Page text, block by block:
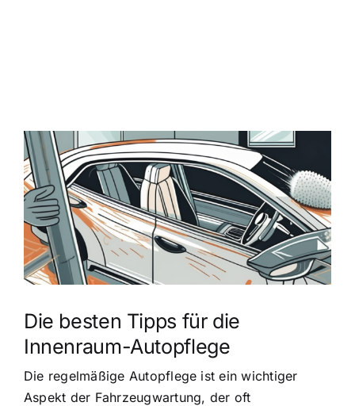
Zeige
grösseres
Bild
Die besten Tipps für die
Innenraum-Autopflege
Die regelmäßige Autopflege ist ein wichtiger
Aspekt der Fahrzeugwartung, der oft